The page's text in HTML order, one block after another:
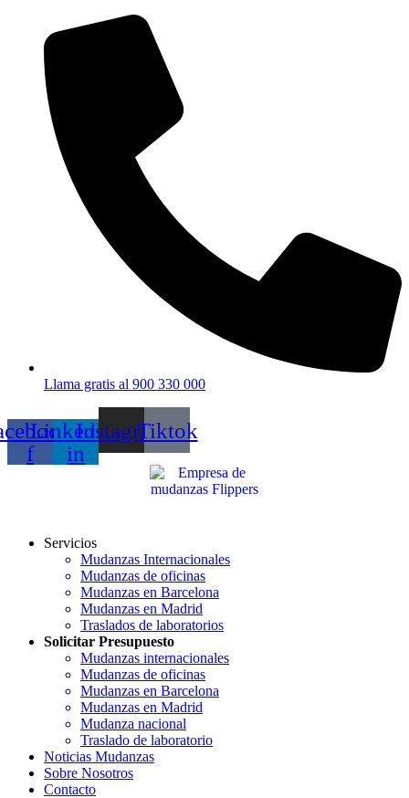
contenido
Llama gratis al 900 330 000
f
Linkedin-
in
InstagramTiktok
Servicios
Mudanzas Internacionales
Mudanzas de oficinas
Mudanzas en Barcelona
Mudanzas en Madrid
Traslados de laboratorios
Solicitar Presupuesto
Mudanzas internacionales
Mudanzas de oficinas
Mudanzas en Barcelona
Mudanzas en Madrid
Mudanza nacional
Traslado de laboratorio
Noticias Mudanzas
Sobre Nosotros
Contacto